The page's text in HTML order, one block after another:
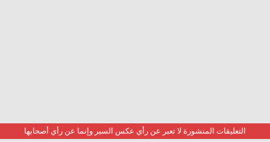
التعليقات المنشورة لا تعبر عن رأي عكس السير وإنما عن رأي أصحابها